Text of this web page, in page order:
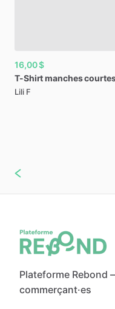
16,00 $
T-Shirtmanches
Lili F
Plateforme Rebond
commerçant·es